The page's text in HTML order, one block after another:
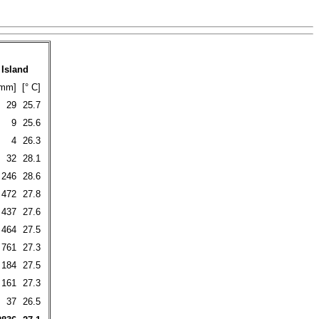
[° C]
29
25.7
9
25.6
4
26.3
32
28.1
246
28.6
472
27.8
437
27.6
464
27.5
761
27.3
184
27.5
161
27.3
37
26.5